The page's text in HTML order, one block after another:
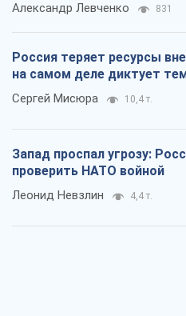
Александр Левченко 831
Россия теряет ресурсы
на самом деле диктует
Сергей Мисюра 10,4 т.
Запад проспал угрозу:
проверить НАТО войной
Леонид Невзлин 4,4 т.